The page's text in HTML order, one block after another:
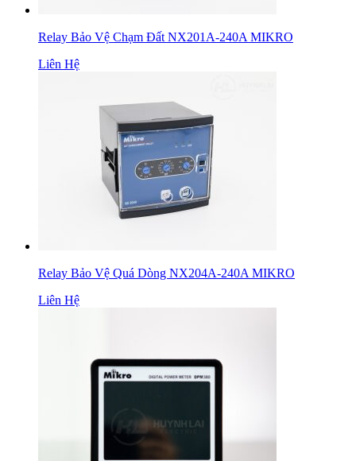
Relay Bảo Vệ Chạm Đất NX201A-240A MIKRO
Liên Hệ
Relay Bảo Vệ Quá Dòng NX204A-240A MIKRO
Liên Hệ